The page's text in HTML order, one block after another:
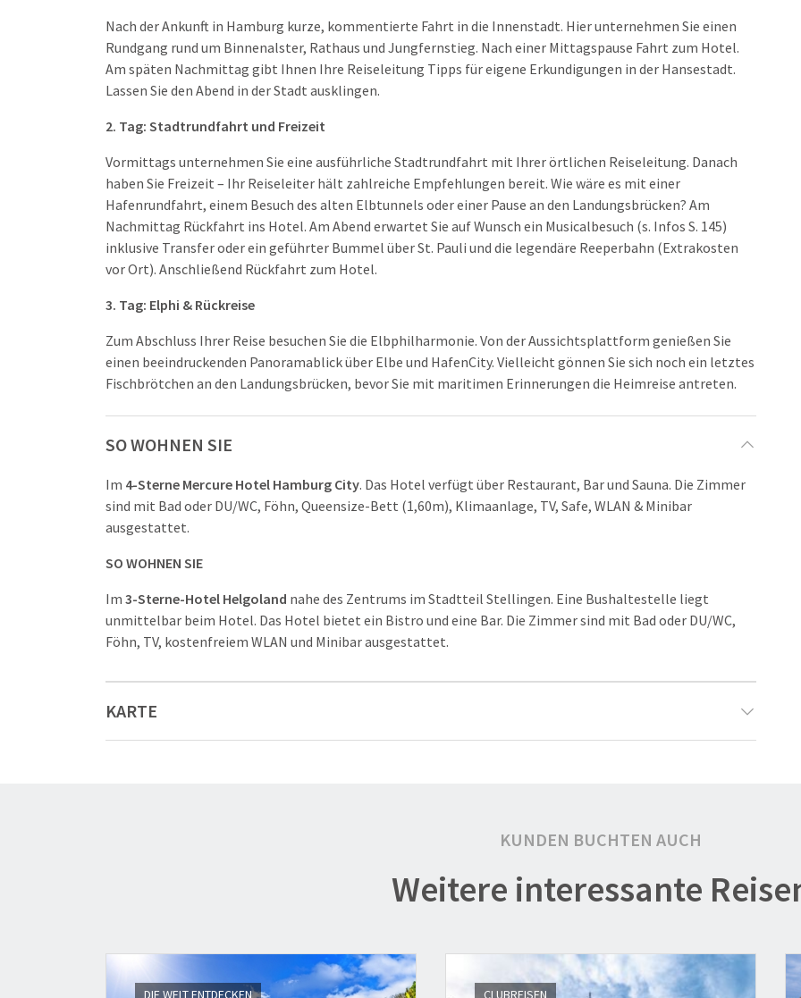
Nach der Ankunft in Hamburg kurze, kommentierte Fahrt in die Innenstadt. Hier unternehmen Sie einen
Rundgang rund um Binnenalster, Rathaus und Jungfernstieg. Nach einer Mittagspause Fahrt zum Hotel.
Am späten Nachmittag gibt Ihnen Ihre Reiseleitung Tipps für eigene Erkundigungen in der Hansestadt.
Lassen Sie den Abend in der Stadt ausklingen.
2. Tag: Stadtrundfahrt und Freizeit
Vormittags unternehmen Sie eine ausführliche Stadtrundfahrt mit Ihrer örtlichen Reiseleitung. Danach
haben Sie Freizeit – Ihr Reiseleiter hält zahlreiche Empfehlungen bereit. Wie wäre es mit einer
Hafenrundfahrt, einem Besuch des alten Elbtunnels oder einer Pause an den Landungsbrücken? Am
Nachmittag Rückfahrt ins Hotel. Am Abend erwartet Sie auf Wunsch ein Musicalbesuch (s. Infos S. 145)
inklusive Transfer oder ein geführter Bummel über St. Pauli und die legendäre Reeperbahn (Extrakosten
vor Ort). Anschließend Rückfahrt zum Hotel.
3. Tag: Elphi & Rückreise
Zum Abschluss Ihrer Reise besuchen Sie die Elbphilharmonie. Von der Aussichtsplattform genießen Sie
einen beeindruckenden Panoramablick über Elbe und HafenCity. Vielleicht gönnen Sie sich noch ein letztes
Fischbrötchen an den Landungsbrücken, bevor Sie mit maritimen Erinnerungen die Heimreise antreten.
SO WOHNEN SIE
Im 4-Sterne Mercure Hotel Hamburg City. Das Hotel verfügt über Restaurant, Bar und Sauna. Die Zimmer
sind mit Bad oder DU/WC, Föhn, Queensize-Bett (1,60m), Klimaanlage, TV, Safe, WLAN & Minibar
ausgestattet.
SO WOHNEN SIE
Im 3-Sterne-Hotel Helgoland nahe des Zentrums im Stadtteil Stellingen. Eine Bushaltestelle liegt
unmittelbar beim Hotel. Das Hotel bietet ein Bistro und eine Bar. Die Zimmer sind mit Bad oder DU/WC,
Föhn, TV, kostenfreiem WLAN und Minibar ausgestattet.
KARTE
KUNDEN BUCHTEN AUCH
Weitere interessante
DIE WELT ENTDECKEN CLUBREISEN